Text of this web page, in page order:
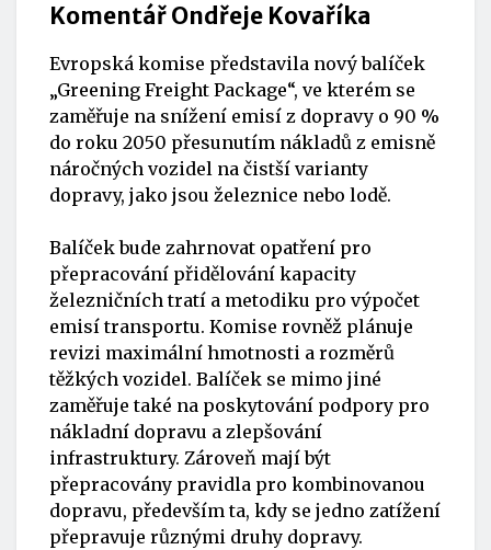
Komentář Ondřeje Kovaříka
Evropská komise představila nový balíček
„Greening Freight Package“, ve kterém se
zaměřuje na snížení emisí z dopravy o 90 %
do roku 2050 přesunutím nákladů z emisně
náročných vozidel na čistší varianty
dopravy, jako jsou železnice nebo lodě.
Balíček bude zahrnovat opatření pro
přepracování přidělování kapacity
železničních tratí a metodiku pro výpočet
emisí transportu. Komise rovněž plánuje
revizi maximální hmotnosti a rozměrů
těžkých vozidel. Balíček se mimo jiné
zaměřuje také na poskytování podpory pro
nákladní dopravu a zlepšování
infrastruktury. Zároveň mají být
přepracovány pravidla pro kombinovanou
dopravu, především ta, kdy se jedno zatížení
přepravuje různými druhy dopravy.